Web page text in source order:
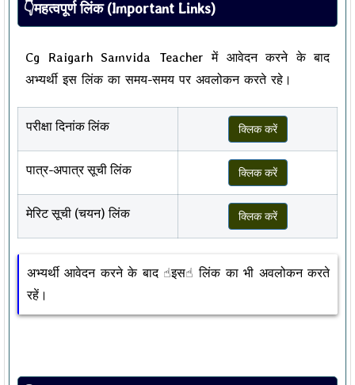
👇महत्वपूर्ण लिंक (Important Links)
Cg Raigarh Samvida Teacher में आवेदन करने के बाद
अभ्यर्थी इस लिंक का समय-समय पर अवलोकन करते रहे।
परीक्षा दिनांक लिंक क्लिक करें
पात्र-अपात्र सूची लिंक क्लिक करें
मेरिट सूची (चयन) लिंक क्लिक करें
अभ्यर्थी आवेदन करने के बाद ☝︎इस☝︎ लिंक का भी अवलोकन करते
रहें।